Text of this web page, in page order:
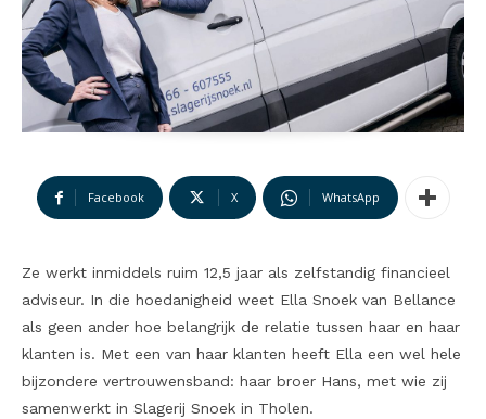
Facebook X WhatsApp
Ze werkt inmiddels ruim 12,5 jaar als zelfstandig financieel
adviseur. In die hoedanigheid weet Ella Snoek van Bellance
als geen ander hoe belangrijk de relatie tussen haar en haar
klanten is. Met een van haar klanten heeft Ella een wel hele
bijzondere vertrouwensband: haar broer Hans, met wie zij
samenwerkt in Slagerij Snoek in Tholen.